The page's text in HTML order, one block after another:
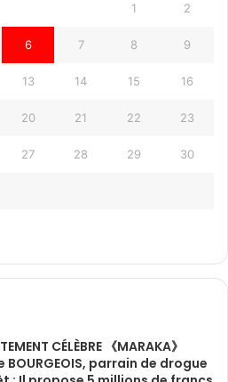
1 2
6 7 8 9
13 14 15 16
20 21 22 23
27 28 29 30
CÉLÈBRE 《MARAKA》
BOURGEOIS, parrain de drogue